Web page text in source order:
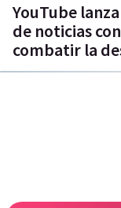
YouTube
de noticias
combatir la